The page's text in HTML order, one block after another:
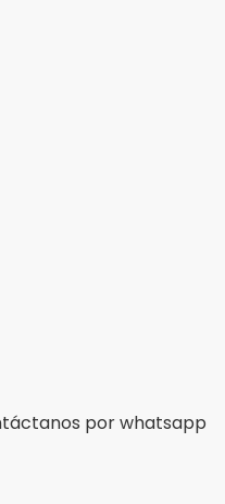
por whatsapp